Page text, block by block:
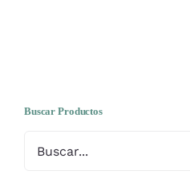
Buscar Productos